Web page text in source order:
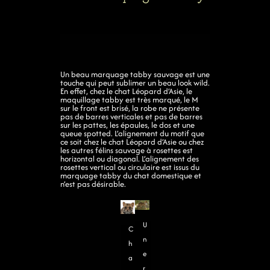
Un beau marquage tabby sauvage est une
touche qui peut sublimer un beau look wild.
En effet, chez le chat Léopard d’Asie, le
maquillage tabby est très marqué, le M
sur le front est brisé, la robe ne présente
pas de barres verticales et pas de barres
sur les pattes, les épaules, le dos et une
queue spotted. L’alignement du motif que
ce soit chez le chat Léopard d’Asie ou chez
les autres félins sauvage à rosettes est
horizontal ou diagonal. L’alignement des
rosettes vertical ou circulaire est issus du
marquage tabby du chat domestique et
n’est pas désirable.
C
h
a
U
n
e
r